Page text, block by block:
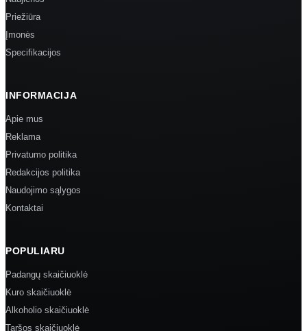
Priežiūra
Įmonės
Specifikacijos
INFORMACIJA
Apie mus
Reklama
Privatumo politika
Redakcijos politika
Naudojimo sąlygos
Kontaktai
POPULIARU
Padangų skaičiuoklė
Kuro skaičiuoklė
Alkoholio skaičiuoklė
Taršos skaičiuoklė